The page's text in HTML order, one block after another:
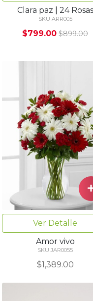
Clara paz | 24 Rosas
SKU ARR005
$799.00 $899.00
Ver Detalle
Amor vivo
SKU JAR0055
$1,389.00